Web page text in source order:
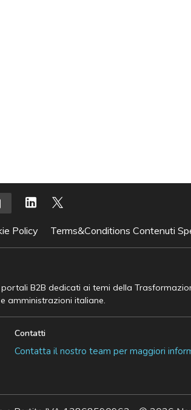
Policy Terms&Conditions Contenuti
B2B dedicati ai temi della
amministrazioni italiane.
Contatti
Contatta il nostro team per maggiori